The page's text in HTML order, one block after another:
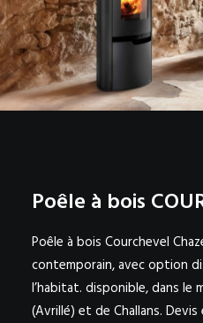
INSERTS À GRANULÉS
ACTUALITÉS
AVRILLÉ ET CHALLANS
Poêle à bois
Poêle à bois Courchevel
contemporain, avec option
l’habitat. disponible, dans le
(Avrillé) et de Challans.